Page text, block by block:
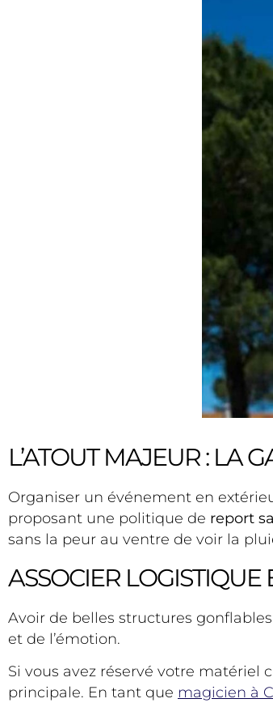
L’ATOUT MAJEUR : LA
Organiser un événement en
proposant une politique de report
sans la peur au ventre de voir la
ASSOCIER LOGISTIQUE
Avoir de belles structures
et de l’émotion.
Si vous avez réservé votre matériel
principale. En tant que magicien à